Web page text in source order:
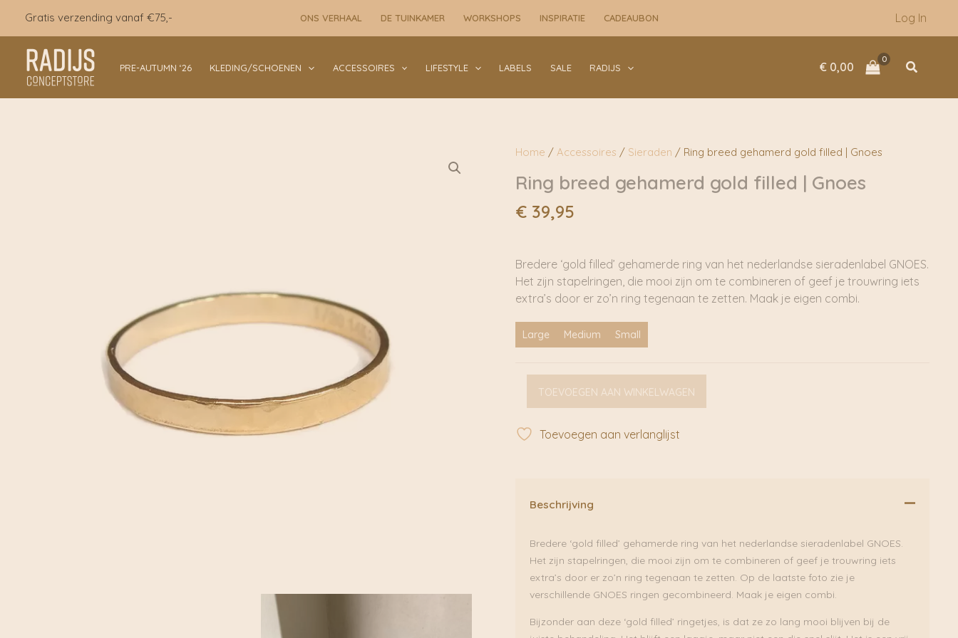
inhoud
Gratis verzending vanaf €75,- ONS VERHAAL DE TUINKAMER WORKSHOPS INSPIRATIE CADEAUBON Log In
PRE-AUTUMN ‘26 KLEDING/SCHOENEN ACCESSOIRES LIFESTYLE LABELS SALE RADIJS € 0,00 Zoeken
Home / Accessoires / Sieraden / Ring breed gehamerd gold filled | Gnoes
Ring breed gehamerd gold filled | Gnoes
€39,95
Bredere ‘gold filled’ gehamerde ring van het nederlandse sieradenlabel GNOES.
Het zijn stapelringen, die mooi zijn om te combineren of geef je trouwring iets
extra’s door er zo’n ring tegenaan te zetten. Maak je eigen combi.
Large Medium Small
breed
gold
aantal
TOEVOEGEN AAN WINKELWAGEN
Toevoegen aan verlanglijst
Beschrijving
Bredere ‘gold filled’ gehamerde ring van het nederlandse sieradenlabel GNOES.
Het zijn stapelringen, die mooi zijn om te combineren of geef je trouwring iets
extra’s door er zo’n ring tegenaan te zetten. Op de laatste foto zie je
verschillende GNOES ringen gecombineerd. Maak je eigen combi.
Bijzonder aan deze ‘gold filled’ ringetjes, is dat ze zo lang mooi blijven bij de